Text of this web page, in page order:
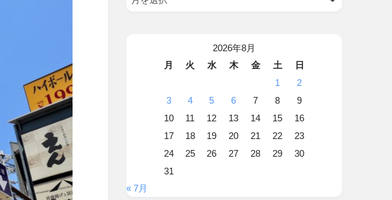
2026年8月
月
火 水 木 金 土
日
1
2
3
4 5 6 7 8
9
10
11 12 13 14 15
16
17
18 19 20 21 22
23
24
25 26 27 28 29
30
31
« 7月